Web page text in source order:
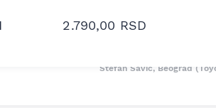
2.790,00 RSD
i
Odlična usluga i
tačan naziv i tip
ali me je Miloš
Stefan Savić, Beograd